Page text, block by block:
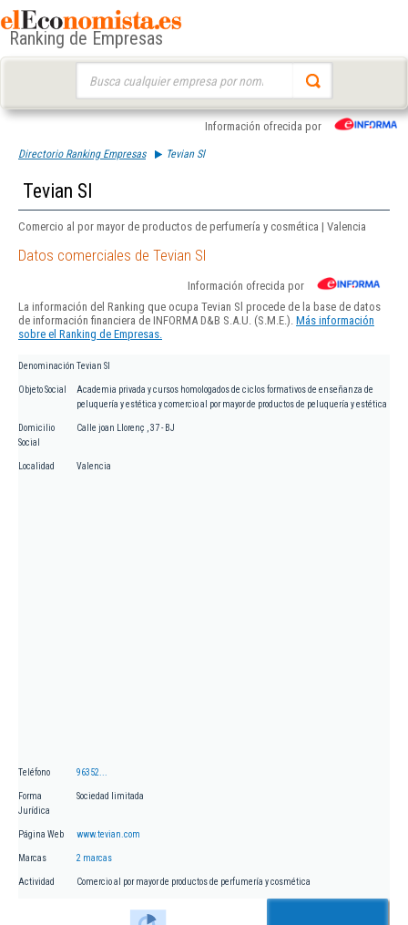
Ranking de Empresas
Información ofrecida por
Directorio Ranking Empresas Tevian Sl
Tevian Sl
Comercio al por mayor de productos de perfumería y cosmética | Valencia
Datos comerciales de Tevian Sl
Información ofrecida por
La información del Ranking que ocupa Tevian Sl procede de la base de datos
de información financiera de INFORMA D&B S.A.U. (S.M.E.). Más información
sobre el Ranking de Empresas.
Denominación Tevian Sl
Objeto Social
Academia privada y cursos homologados de ciclos formativos de enseñanza de
peluquería y estética y comercio al por mayor de productos de peluquería y estética
Domicilio
Social
Calle joan Llorenç , 37 - BJ
Localidad Valencia
Teléfono 96352...
Forma
Jurídica
Sociedad limitada
Página Web www.tevian.com
Marcas 2 marcas
Actividad Comercio al por mayor de productos de perfumería y cosmética